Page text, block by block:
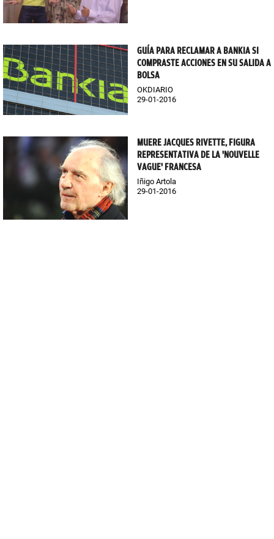
GUÍA PARA RECLAMAR A BANKIA SI
COMPRASTE ACCIONES EN SU SALIDA A
BOLSA
OKDIARIO
29-01-2016
MUERE JACQUES RIVETTE, FIGURA
REPRESENTATIVA DE LA 'NOUVELLE
VAGUE' FRANCESA
Iñigo Artola
29-01-2016